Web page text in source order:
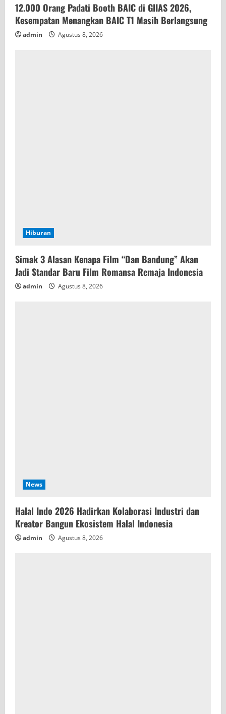
12.000 Orang Padati Booth BAIC di GIIAS 2026,
Kesempatan Menangkan BAIC T1 Masih Berlangsung
admin Agustus 8, 2026
Hiburan
Simak 3 Alasan Kenapa Film “Dan Bandung” Akan
Jadi Standar Baru Film Romansa Remaja Indonesia
admin Agustus 8, 2026
News
Halal Indo 2026 Hadirkan Kolaborasi Industri dan
Kreator Bangun Ekosistem Halal Indonesia
admin Agustus 8, 2026